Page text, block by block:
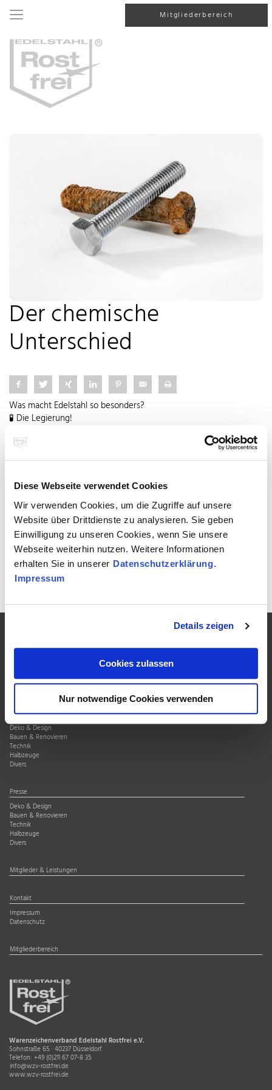
Diese Webseite verwendet Cookies
Wir verwenden Cookies, um die Zugriffe auf unsere
Website über Drittdienste zu analysieren. Sie geben
Einwilligung zu unseren Cookies, wenn Sie unsere
Webseite weiterhin nutzen. Weitere Informationen
erhalten Sie in unserer Datenschutzerklärung.
Impressum
Details zeigen
Cookies zulassen
Nur notwendige Cookies verwenden
Mitgliederbereich
Der chemische
Unterschied
Was macht Edelstahl so besonders?
🧪 Die Legierung!
Normaler Stahl besteht hauptsächlich aus Eisen – und reagiert mit
Sauerstoff zu Rost.
Edelstahl enthält mind. 10,5 % Chrom – und das verändert alles.
✨ Das Chrom reagiert mit Sauerstoff und bildet eine dichte
Unsichtbar. Effektiv. Selbstheilend
Zur Übersicht
Qualitätssiegel
Mitgliedschaft
News
Deko & Design
Bauen & Renovieren
Technik
Halbzeuge
Divers
Presse
Deko & Design
Bauen & Renovieren
Technik
Halbzeuge
Divers
Mitglieder & Leistungen
Kontakt
Impressum
Datenschutz
Mitgliederbereich
Warenzeichenverband Edelstahl Rostfrei e.V.
Sohnstraße 65 · 40237 Düsseldorf
Telefon: +49 (0)211 67 07-8 35
info@wzv-rostfrei.de
www.wzv-rostfrei.de